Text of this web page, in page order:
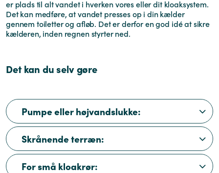
er plads til alt vandet i hverken vores eller dit kloaksystem.
Det kan medføre, at vandet presses op i din kælder
gennem toiletter og afløb. Det er derfor en god idé at sikre
kælderen, inden regnen styrter ned.
Det kan du selv gøre
Pumpe eller højvandslukke:
Skrånende terræn:
For små kloakrør: